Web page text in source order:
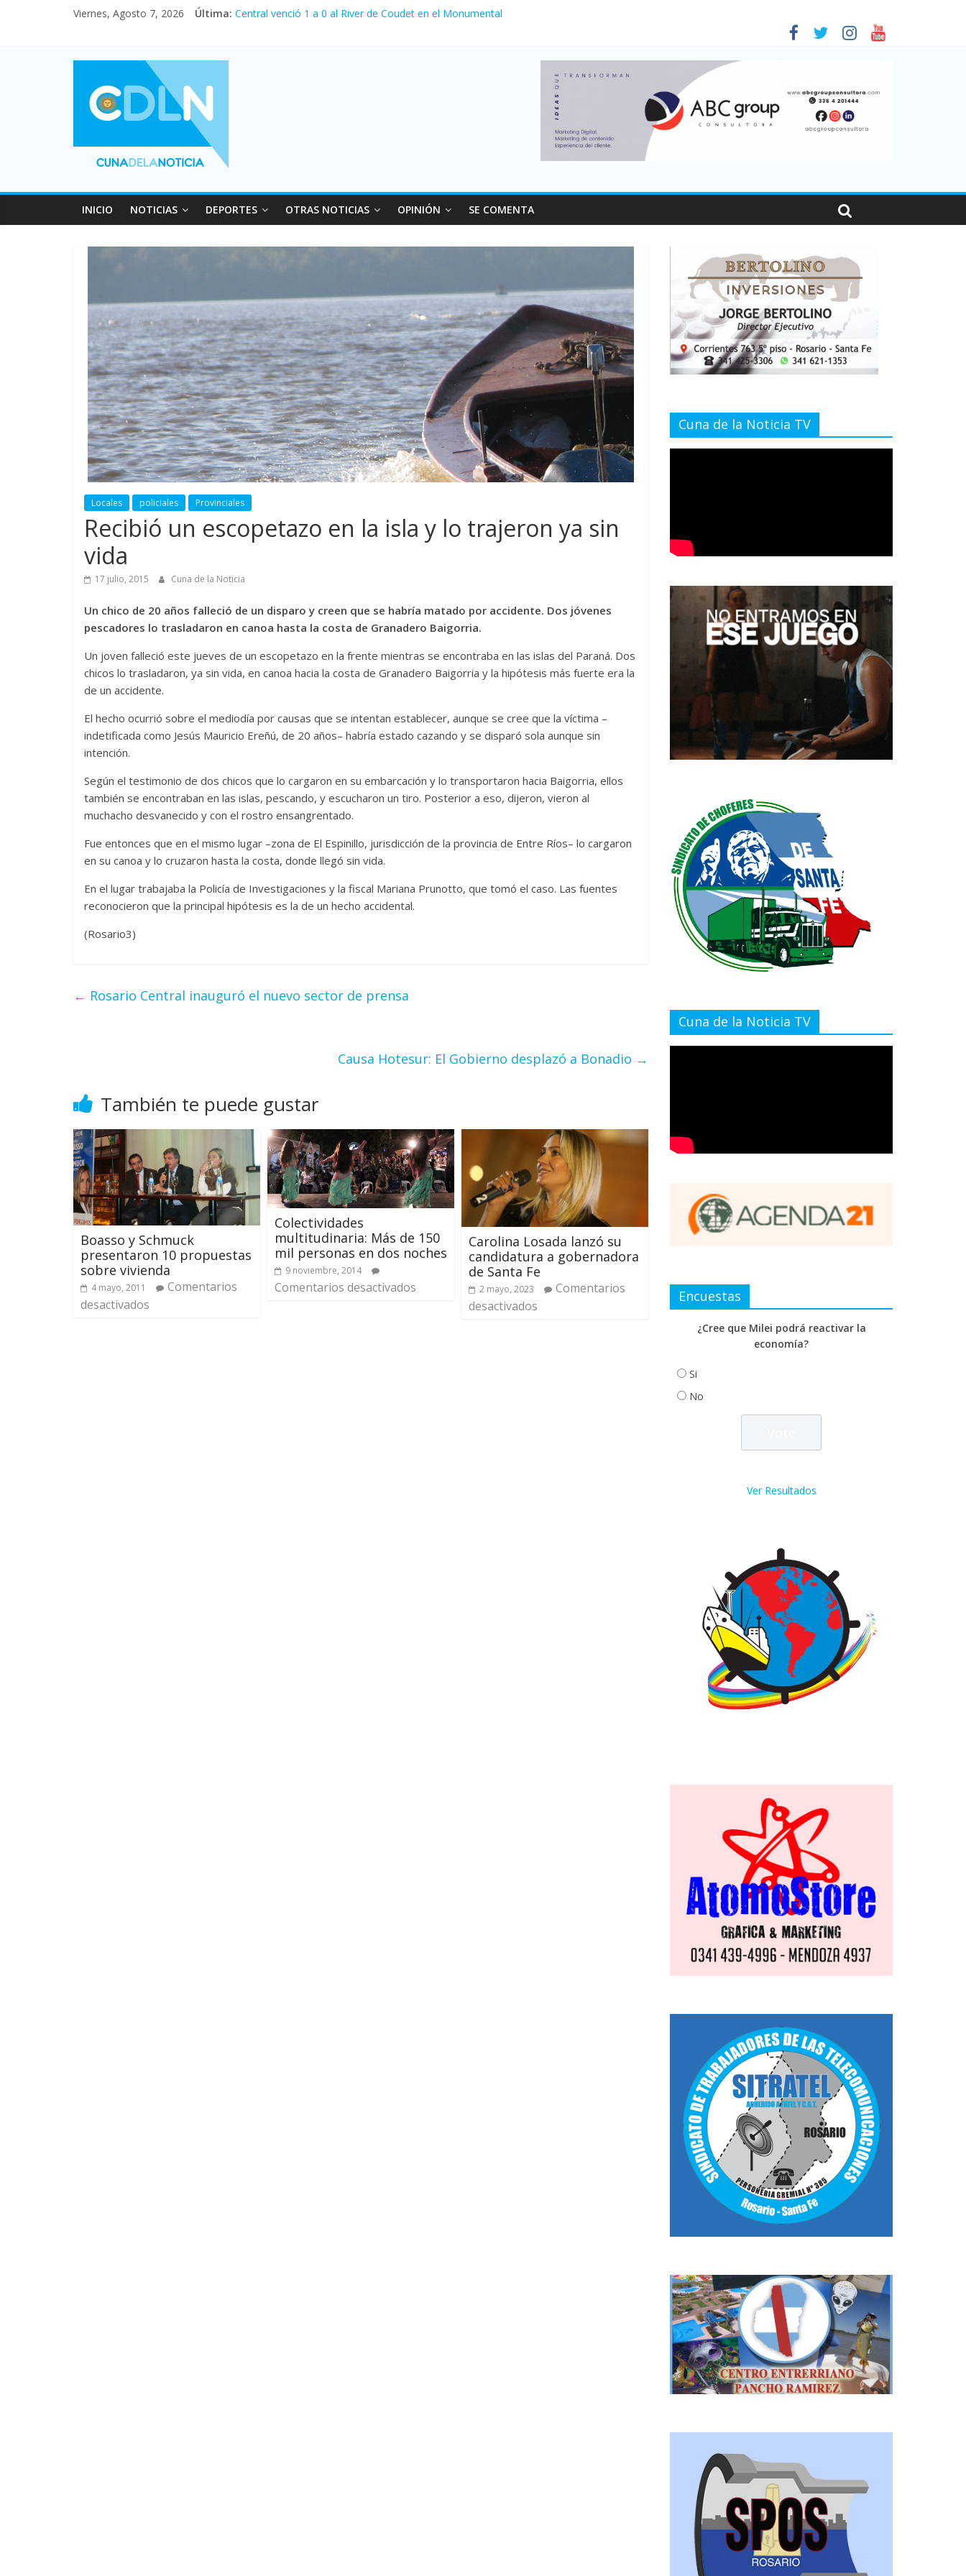
Viernes, Agosto 7, 2026 Última: Central venció 1 a 0 al River de Coudet en el Monumental
Vacaciones de invierno con más movimiento y consumo turístico: 4,6 millones de personas viajaron por el país, un 5,9% más que en 2025
Fuerte caída de la venta de autos usados en julio: bajó un 12,6% interanual
INICIO NOTICIAS DEPORTES OTRAS NOTICIAS OPINIÓN SE COMENTA
Locales policiales Provinciales
Recibió un escopetazo en la isla y lo trajeron ya sin
vida
17 julio, 2015 Cuna de la Noticia
Un chico de 20 años falleció de un disparo y creen que se habría matado por accidente. Dos jóvenes
pescadores lo trasladaron en canoa hasta la costa de Granadero Baigorria.
Un joven falleció este jueves de un escopetazo en la frente mientras se encontraba en las islas del Paraná. Dos
chicos lo trasladaron, ya sin vida, en canoa hacia la costa de Granadero Baigorria y la hipótesis más fuerte era la
de un accidente.
El hecho ocurrió sobre el mediodía por causas que se intentan establecer, aunque se cree que la víctima –
indetificada como Jesús Mauricio Ereñú, de 20 años– habría estado cazando y se disparó sola aunque sin
intención.
Según el testimonio de dos chicos que lo cargaron en su embarcación y lo transportaron hacia Baigorria, ellos
también se encontraban en las islas, pescando, y escucharon un tiro. Posterior a eso, dijeron, vieron al
muchacho desvanecido y con el rostro ensangrentado.
Fue entonces que en el mismo lugar –zona de El Espinillo, jurisdicción de la provincia de Entre Ríos– lo cargaron
en su canoa y lo cruzaron hasta la costa, donde llegó sin vida.
En el lugar trabajaba la Policía de Investigaciones y la fiscal Mariana Prunotto, que tomó el caso. Las fuentes
reconocieron que la principal hipótesis es la de un hecho accidental.
(Rosario3)
← Rosario Central inauguró el nuevo sector de prensa
Causa Hotesur: El Gobierno desplazó a Bonadio →
También te puede gustar
Boasso y Schmuck
presentaron 10 propuestas
sobre vivienda
4 mayo, 2011
Comentarios
desactivados
Colectividades
multitudinaria: Más de 150
mil personas en dos noches
9 noviembre, 2014
Comentarios desactivados
Carolina Losada lanzó su
candidatura a gobernadora
de Santa Fe
2 mayo, 2023
Comentarios
desactivados
Cuna de la Noticia TV
Cuna de la Noticia TV
Encuestas
¿Cree que Milei podrá reactivar la
economía?
Si
No
Ver Resultados